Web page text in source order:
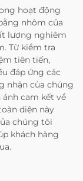
hoạt động
nhôm của
lượng nghiêm
Từ kiểm tra
tiên tiến,
đáp ứng các
nhận của chúng
ánh cam kết về
diện này
chúng tôi
khách hàng